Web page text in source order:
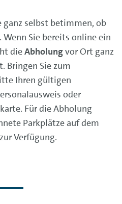
ganz selbst betimmen, ob
. Wenn Sie bereits online ein
dieAbholungvor Ort ganz
Bringen Sie zum
Ihren gültigen
oder
Für die Abholung
Parkplätze auf dem
Verfügung.